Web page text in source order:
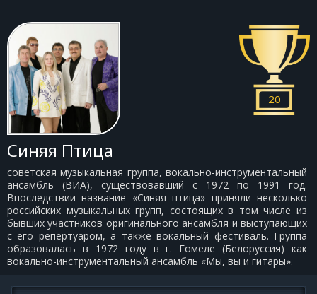
Синяя Птица
советская музыкальная группа, вокально-инструментальный
ансамбль (ВИА), существовавший с 1972 по 1991 год.
Впоследствии название «Синяя птица» приняли несколько
российских музыкальных групп, состоящих в том числе из
бывших участников оригинального ансамбля и выступающих
с его репертуаром, а также вокальный фестиваль. Группа
образовалась в 1972 году в г. Гомеле (Белоруссия) как
вокально-инструментальный ансамбль «Мы, вы и гитары».
20